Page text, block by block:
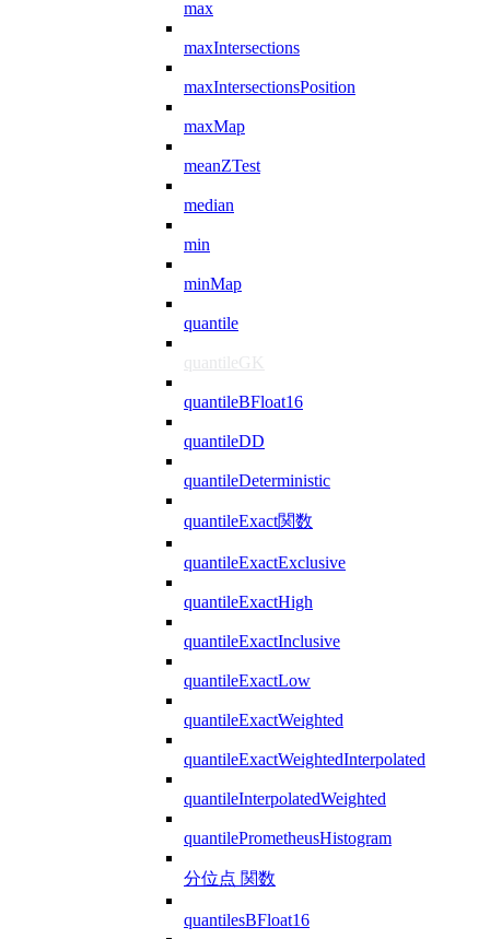
max
maxIntersections
maxIntersectionsPosition
maxMap
meanZTest
median
min
minMap
quantile
quantileGK
quantileBFloat16
quantileDD
quantileDeterministic
quantileExact関数
quantileExactExclusive
quantileExactHigh
quantileExactInclusive
quantileExactLow
quantileExactWeighted
quantileExactWeightedInterpolated
quantileInterpolatedWeighted
quantilePrometheusHistogram
分位点 関数
quantilesBFloat16